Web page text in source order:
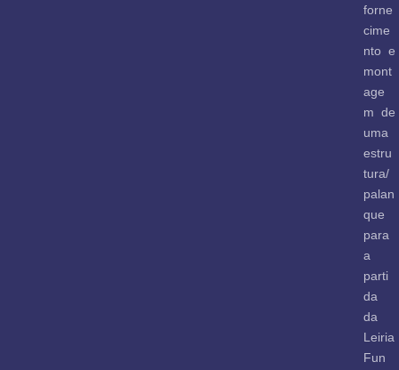
forne
cime
nto e
mont
age
m de
uma
estru
tura/
palan
que
para
a
parti
da
da
Leiria
Fun